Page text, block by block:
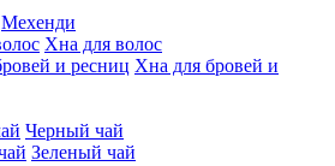
Мехенди
Хна для волос
Хна для бровей и
Черный чай
Зеленый чай